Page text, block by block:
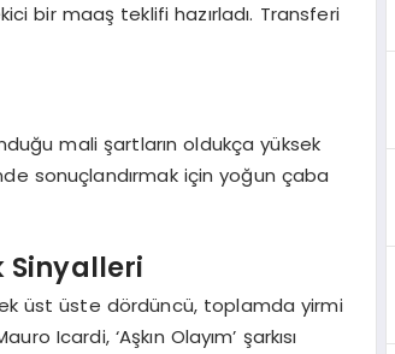
bir maaş teklifi hazırladı. Transferi
mali şartların oldukça yüksek
sonuçlandırmak için yoğun çaba
Sinyalleri
üst üste dördüncü, toplamda yirmi
Icardi, ‘Aşkın Olayım’ şarkısı